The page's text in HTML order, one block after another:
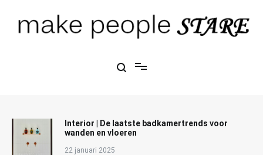
Interior | De laatste badkamertrends voor
wanden en vloeren
22 januari 2025